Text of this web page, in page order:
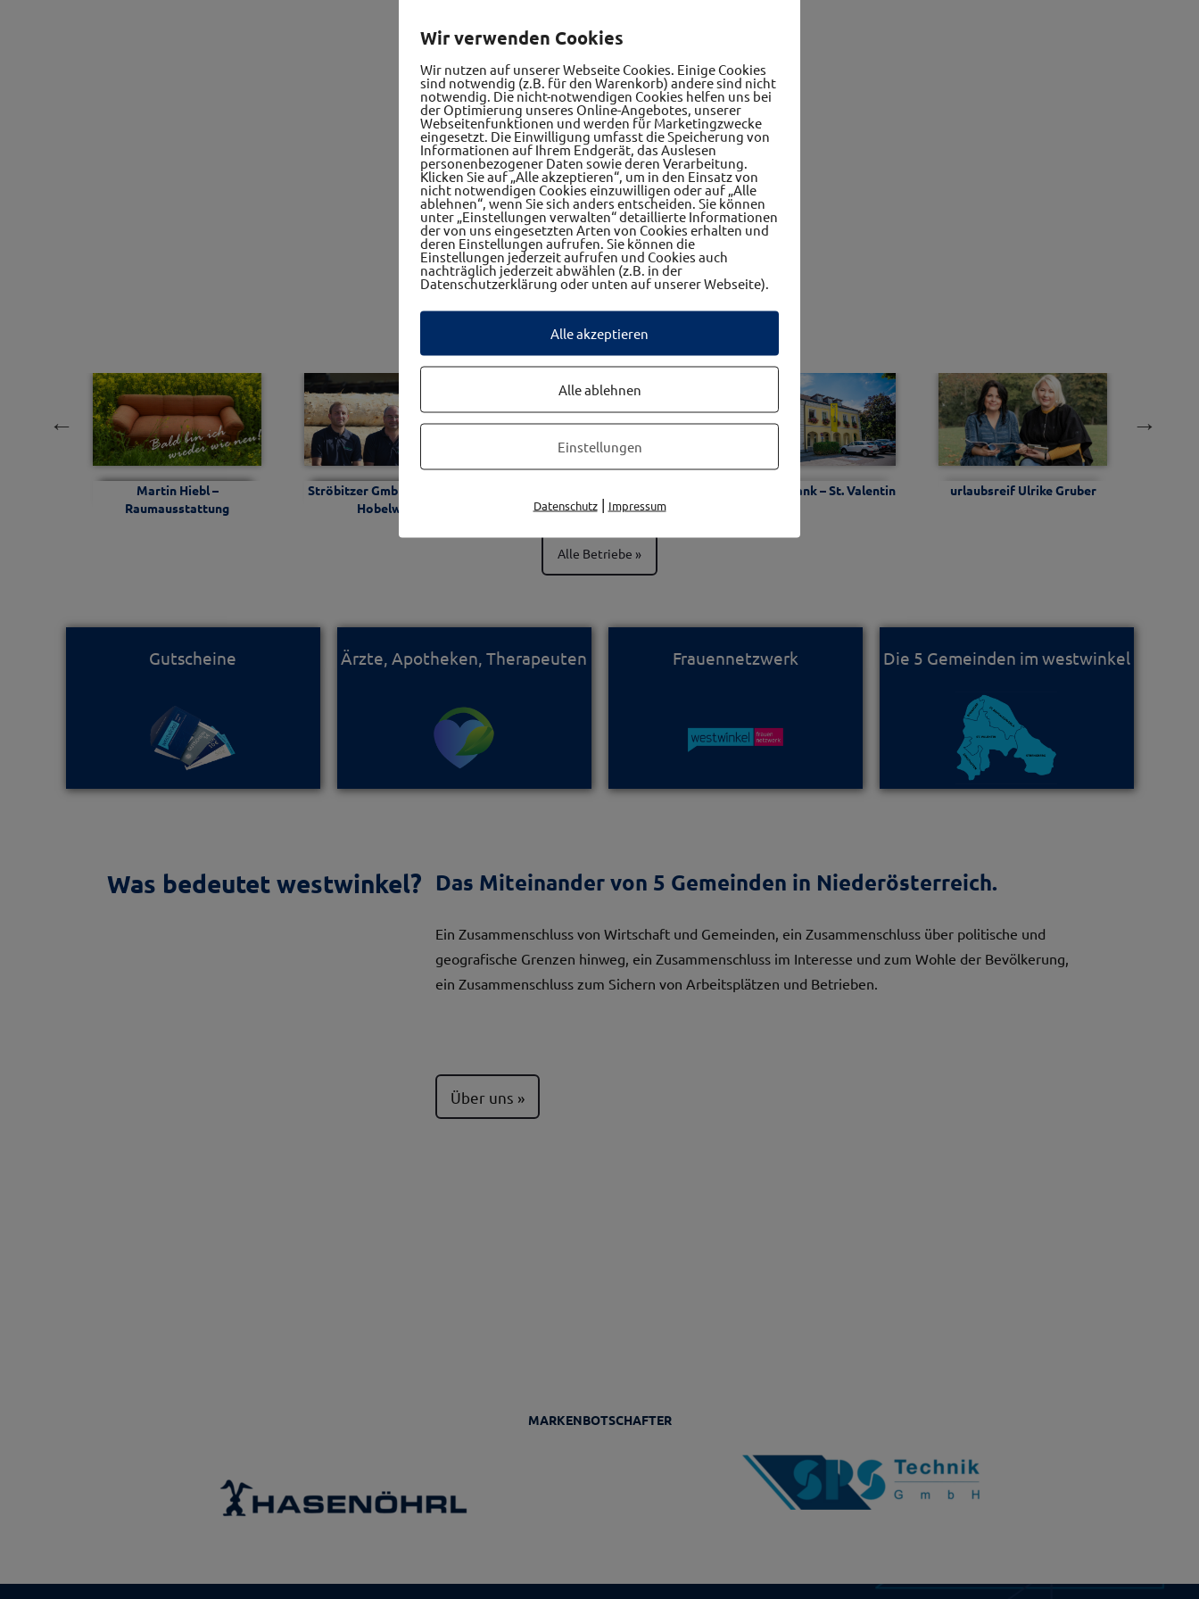
westwinkel Betriebe
Martin Hiebl –
Raumausstattung
Ströbitzer GmbH, Säge- und
Hobelwerk
Gasthof Stöckler
Raiffeisenbank – St. Valentin urlaubsreif Ulrike Gruber
Alle Betriebe
Gutscheine Ärzte, Apotheken, Therapeuten Frauennetzwerk Die 5 Gemeinden im westwinkel
Was bedeutet westwinkel? Das Miteinander von 5 Gemeinden in Niederösterreich.
Ein Zusammenschluss von Wirtschaft und Gemeinden, ein Zusammenschluss über politische und
geografische Grenzen hinweg, ein Zusammenschluss im Interesse und zum Wohle der Bevölkerung,
ein Zusammenschluss zum Sichern von Arbeitsplätzen und Betrieben.
Über uns
MARKENBOTSCHAFTER
Wir verwenden Cookies
Wir nutzen auf unserer Webseite Cookies. Einige Cookies
sind notwendig (z.B. für den Warenkorb) andere sind nicht
notwendig. Die nicht-notwendigen Cookies helfen uns bei
der Optimierung unseres Online-Angebotes, unserer
Webseitenfunktionen und werden für Marketingzwecke
eingesetzt. Die Einwilligung umfasst die Speicherung von
Informationen auf Ihrem Endgerät, das Auslesen
personenbezogener Daten sowie deren Verarbeitung.
Klicken Sie auf „Alle akzeptieren“, um in den Einsatz von
nicht notwendigen Cookies einzuwilligen oder auf „Alle
ablehnen“, wenn Sie sich anders entscheiden. Sie können
unter „Einstellungen verwalten“ detaillierte Informationen
der von uns eingesetzten Arten von Cookies erhalten und
deren Einstellungen aufrufen. Sie können die
Einstellungen jederzeit aufrufen und Cookies auch
nachträglich jederzeit abwählen (z.B. in der
Datenschutzerklärung oder unten auf unserer Webseite).
Alle akzeptieren
Alle ablehnen
Einstellungen
Datenschutz| Impressum